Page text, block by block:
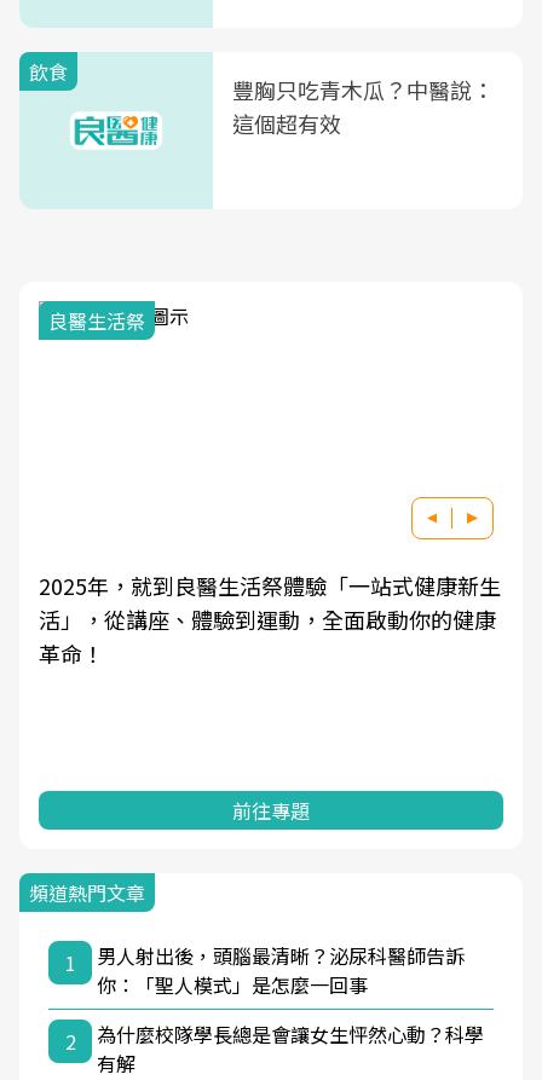
飲食
豐胸只吃青木瓜？中醫說：
這個超有效
良醫生活祭
2025年，就到良醫生活祭體驗「一站式健康新生
活」，從講座、體驗到運動，全面啟動你的健康
革命！
前往專題
頻道熱門文章
1
男人射出後，頭腦最清晰？泌尿科醫師告訴
你：「聖人模式」是怎麼一回事
2
為什麼校隊學長總是會讓女生怦然心動？科學
有解